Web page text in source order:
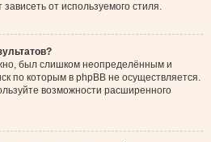
от используемого стиля.
был слишком неопределённым и
по которым в phpBB не осуществляется.
возможности расширенного